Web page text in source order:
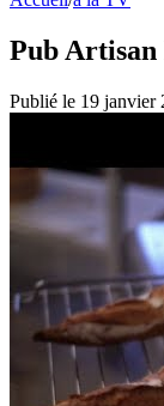
Pub Artisan
Publié le 19 janvier